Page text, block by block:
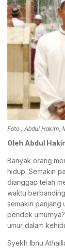
Foto ; Abdul Hakim,
Oleh Abdul
Banyak orang
hidup. Semakin
dianggap telah
waktu
semakin panjang
pendek
umur dalam
Syekh Ibnu